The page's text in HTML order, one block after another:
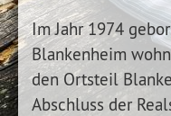
Im Jahr 1974
Blankenheim
den Ortsteil
Abschluss der